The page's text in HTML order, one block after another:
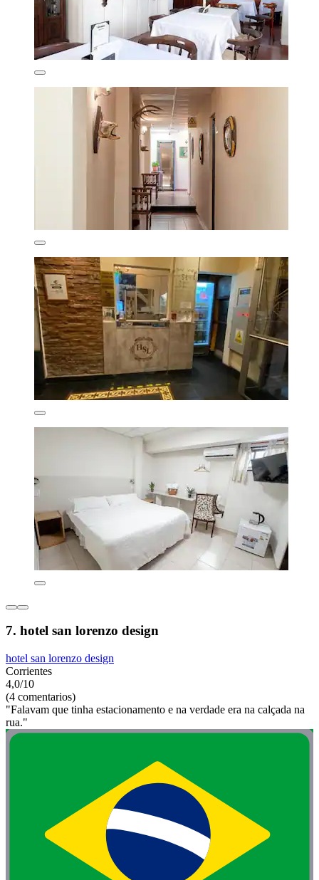
7. hotel san lorenzo design
hotel san lorenzo design
Corrientes
4,0/10
(4 comentarios)
"Falavam que tinha estacionamento e na verdade era na calçada na
rua."